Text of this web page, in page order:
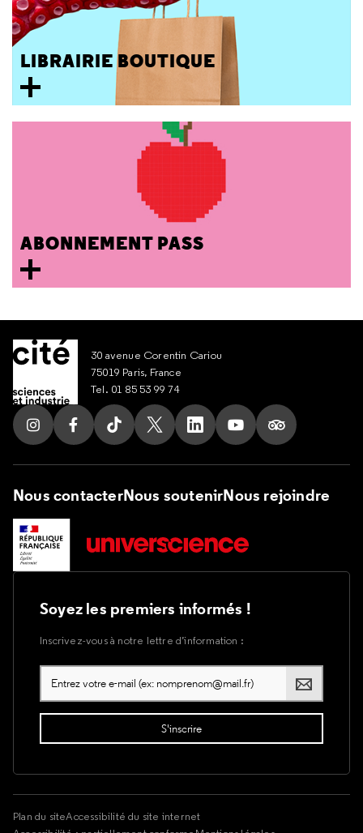
LIBRAIRIE BOUTIQUE
ABONNEMENT PASS
30 avenue Corentin Cariou
75019 Paris, France
Tel. 01 85 53 99 74
Suivez nous sur Instagram
Suivez nous sur Facebook
Suivez nous sur Tik Tok
Suivez nous sur X
Suivez nous sur LinkedIn
Suivez nous sur
Suivez nous
Nous contacterNous soutenirNous rejoindre
Soyez les premiers informés !
Inscrivez-vous à notre lettre d’information :
Plan du siteAccessibilité du site internet